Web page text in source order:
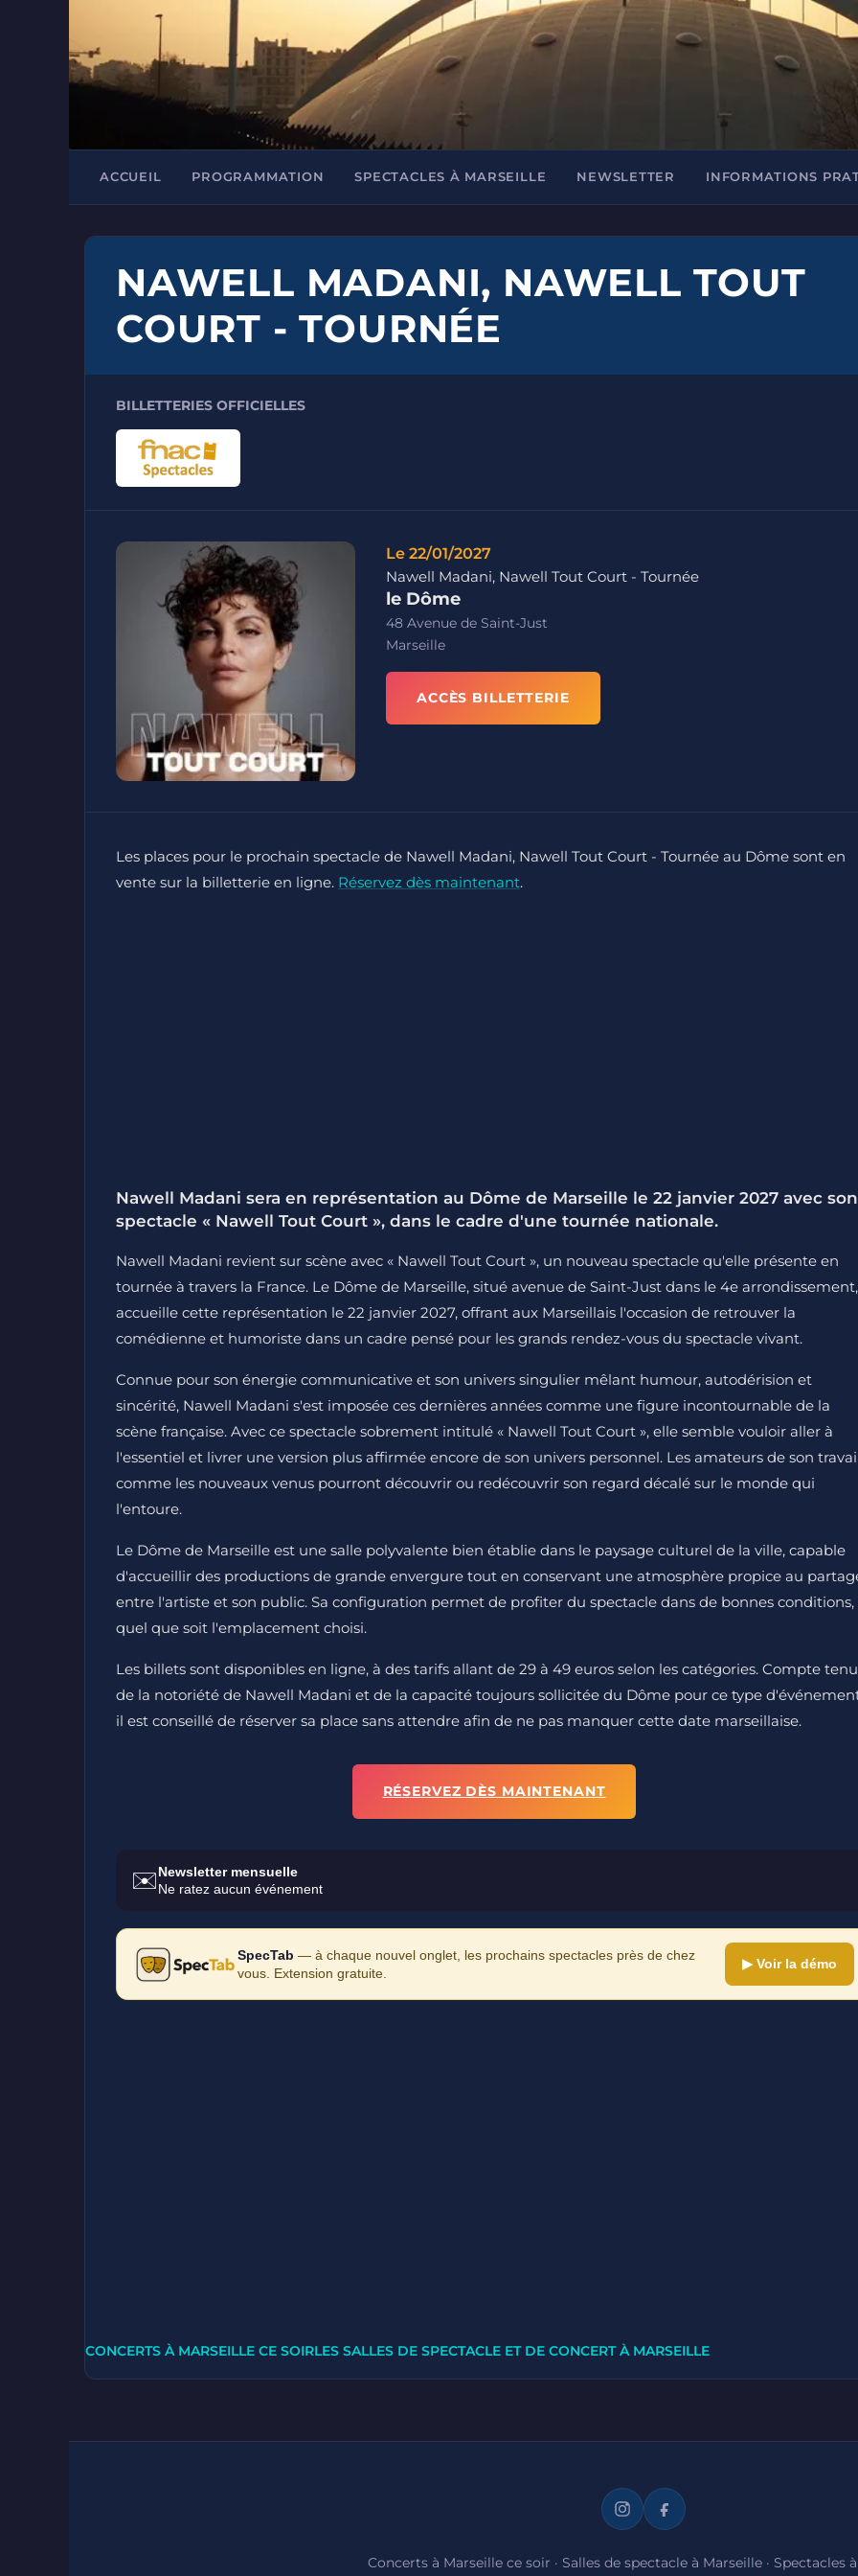
ACCUEIL PROGRAMMATION SPECTACLES À MARSEILLE NEWSLETTER INFORMATIONS
NAWELL MADANI, NAWELL TOUT
COURT - TOURNÉE
BILLETTERIES OFFICIELLES
Le 22/01/2027
Nawell Madani, Nawell Tout Court - Tournée
le Dôme
48 Avenue de Saint-Just
Marseille
ACCÈS BILLETTERIE
Les places pour le prochain spectacle de Nawell Madani, Nawell Tout Court - Tournée au Dôme sont en
vente sur la billetterie en ligne. Réservez dès maintenant.
Nawell Madani sera en représentation au Dôme de Marseille le 22 janvier 2027 avec son
spectacle « Nawell Tout Court », dans le cadre d'une tournée nationale.
Nawell Madani revient sur scène avec « Nawell Tout Court », un nouveau spectacle qu'elle présente en
tournée à travers la France. Le Dôme de Marseille, situé avenue de Saint-Just dans le 4e arrondissement,
accueille cette représentation le 22 janvier 2027, offrant aux Marseillais l'occasion de retrouver la
comédienne et humoriste dans un cadre pensé pour les grands rendez-vous du spectacle vivant.
Connue pour son énergie communicative et son univers singulier mêlant humour, autodérision et
sincérité, Nawell Madani s'est imposée ces dernières années comme une figure incontournable de la
scène française. Avec ce spectacle sobrement intitulé « Nawell Tout Court », elle semble vouloir aller à
l'essentiel et livrer une version plus affirmée encore de son univers personnel. Les amateurs de son
comme les nouveaux venus pourront découvrir ou redécouvrir son regard décalé sur le monde qui
l'entoure.
Le Dôme de Marseille est une salle polyvalente bien établie dans le paysage culturel de la ville, capable
d'accueillir des productions de grande envergure tout en conservant une atmosphère propice au
entre l'artiste et son public. Sa configuration permet de profiter du spectacle dans de bonnes conditions,
quel que soit l'emplacement choisi.
Les billets sont disponibles en ligne, à des tarifs allant de 29 à 49 euros selon les catégories. Compte tenu
de la notoriété de Nawell Madani et de la capacité toujours sollicitée du Dôme pour ce type
il est conseillé de réserver sa place sans attendre afin de ne pas manquer cette date marseillaise.
RÉSERVEZ DÈS MAINTENANT
✉️Newsletter mensuelle
Ne ratez aucun événement
SpecTab — à chaque nouvel onglet, les prochains spectacles près de chez
vous. Extension gratuite.
▶ Voir la démo
CONCERTS À MARSEILLE CE SOIRLES SALLES DE SPECTACLE ET DE CONCERT À MARSEILLE
Concerts à Marseille ce soir · Salles de spectacle à Marseille· Spectacles